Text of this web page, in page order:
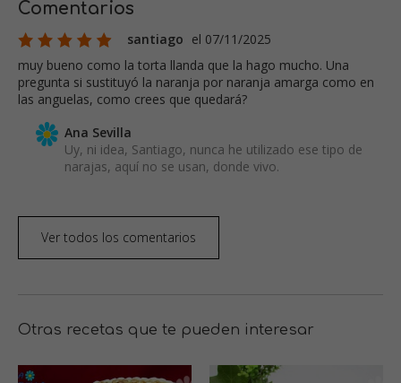
Comentarios
santiago el 07/11/2025
muy bueno como la torta llanda que la hago mucho. Una
pregunta si sustituyó la naranja por naranja amarga como en
las anguelas, como crees que quedará?
Ana Sevilla
Uy, ni idea, Santiago, nunca he utilizado ese tipo de
narajas, aquí no se usan, donde vivo.
Ver todos los comentarios
Otras recetas que te pueden interesar